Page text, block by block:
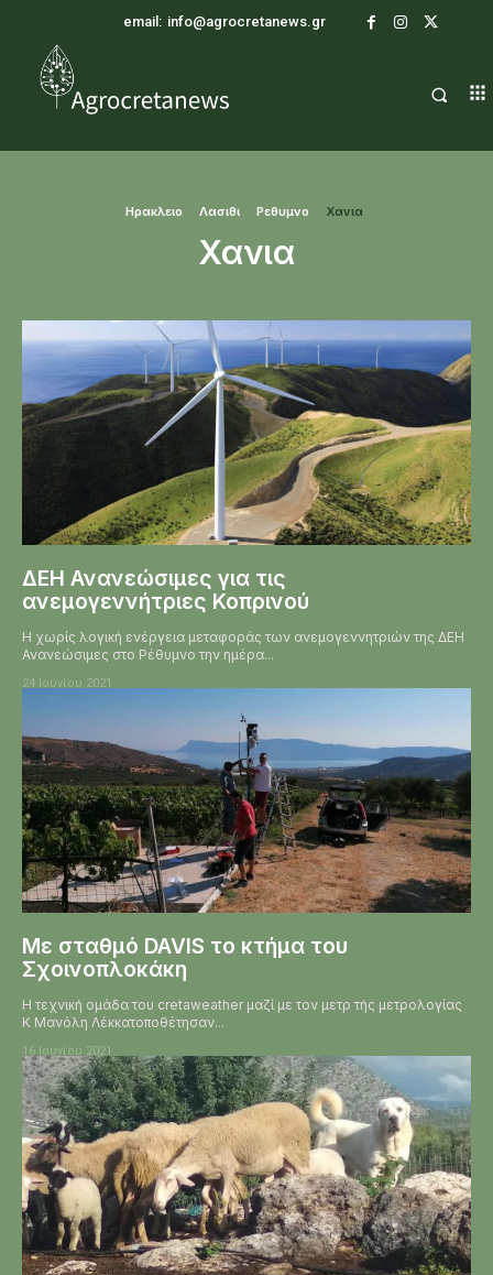
email: info@agrocretanews.gr
Ηρακλειο Λασιθι Ρεθυμνο Χανια
Χανια
ΔΕΗ Ανανεώσιμες για τις
ανεμογεννήτριες Κοπρινού
Η χωρίς λογική ενέργεια μεταφοράς των ανεμογεννητριών της ΔΕΗ
Ανανεώσιμες στο Ρέθυμνο την ημέρα...
24 Ιουνίου 2021
Με σταθμό DAVIS το κτήμα του
Σχοινοπλοκάκη
Η τεχνική ομάδα του cretaweather μαζί με τον μετρ τής μετρολογίας
Κ Μανόλη Λέκκατοποθέτησαν...
16 Ιουνίου 2021